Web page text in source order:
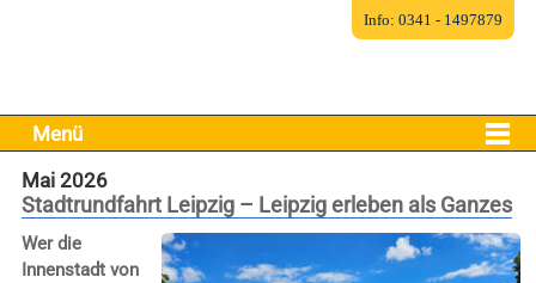
Menü
Mai 2026
Stadtrundfahrt Leipzig – Leipzig erleben als Ganzes
Wer die
Innenstadt von
Info: 0341 - 1497879